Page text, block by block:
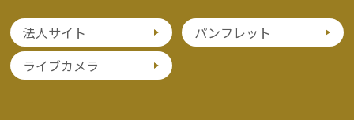
法人サイト
パンフレット
ライブカメラ